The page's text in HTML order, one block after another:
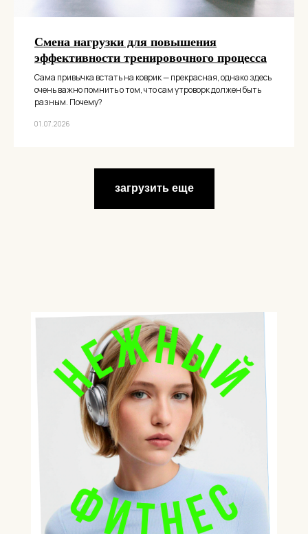
Смена нагрузки для повышения
эффективности тренировочного процесса
Сама привычка встать на коврик — прекрасная, однако здесь
очень важно помнить о том, что сам утроворк должен быть
разным. Почему?
01.07.2026
загрузить еще